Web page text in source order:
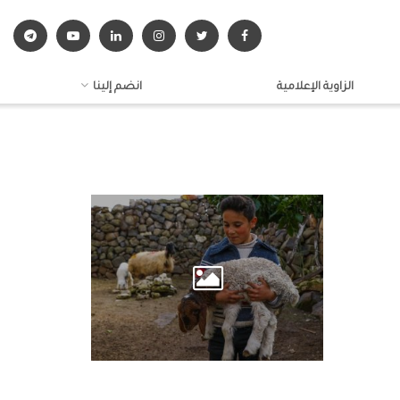
الزاوية الإعلامية انضم إلينا